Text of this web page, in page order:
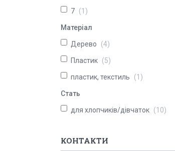
7 1
Матеріал
Дерево 4
Пластик 5
пластик, текстиль 1
Стать
для хлопчиків/дівчаток 10
КОНТАКТИ